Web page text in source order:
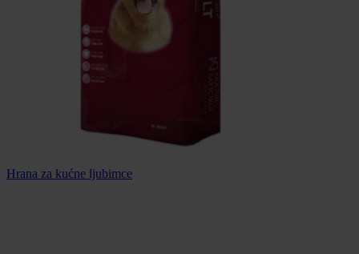
Hrana za kućne ljubimce